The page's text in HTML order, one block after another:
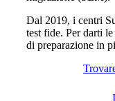
Dal 2019, i centri
test fide. Per darti
di preparazione in